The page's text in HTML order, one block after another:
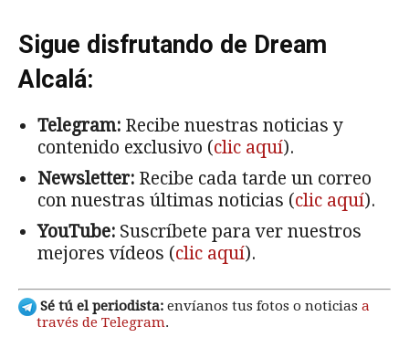
Sigue disfrutando de Dream
Alcalá:
Telegram: Recibe nuestras noticias y
contenido exclusivo (clic aquí).
Newsletter: Recibe cada tarde un correo
con nuestras últimas noticias (clic aquí).
YouTube: Suscríbete para ver nuestros
mejores vídeos (clic aquí).
Sé tú el periodista: envíanos tus fotos o noticias a
través de Telegram.